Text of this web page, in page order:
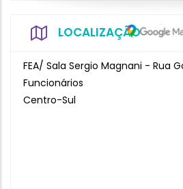
LOCALIZAÇÃO
FEA/ Sala Sergio Magnani - Rua
Funcionários
Centro-Sul